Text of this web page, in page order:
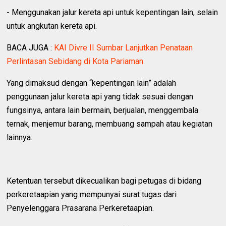
- Menggunakan jalur kereta api untuk kepentingan lain, selain
untuk angkutan kereta api.
BACA JUGA : KAI Divre II Sumbar Lanjutkan Penataan
Perlintasan Sebidang di Kota Pariaman
Yang dimaksud dengan “kepentingan lain” adalah
penggunaan jalur kereta api yang tidak sesuai dengan
fungsinya, antara lain bermain, berjualan, menggembala
ternak, menjemur barang, membuang sampah atau kegiatan
lainnya.
Ketentuan tersebut dikecualikan bagi petugas di bidang
perkeretaapian yang mempunyai surat tugas dari
Penyelenggara Prasarana Perkeretaapian.